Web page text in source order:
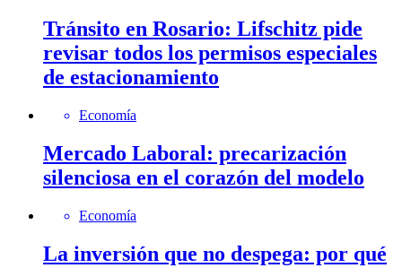
Tránsito en Rosario: Lifschitz pide
revisar todos los permisos especiales
de estacionamiento
Economía
Mercado Laboral: precarización
silenciosa en el corazón del modelo
Economía
La inversión que no despega: por qué